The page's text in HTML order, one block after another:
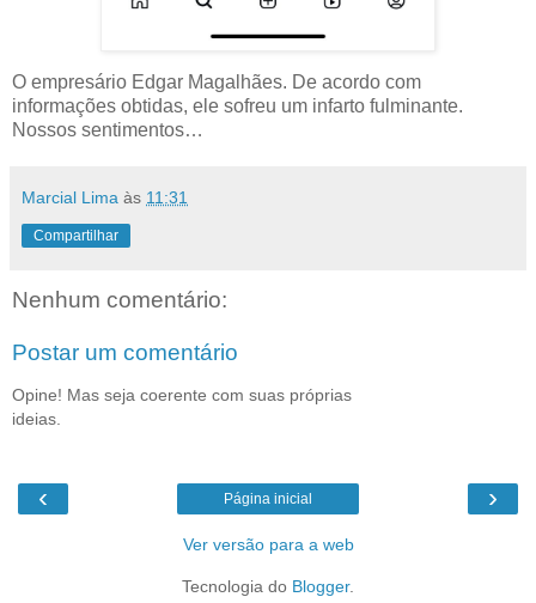
O empresário Edgar Magalhães. De acordo com
informações obtidas, ele sofreu um infarto fulminante.
Nossos sentimentos…
Marcial Lima às 11:31
Compartilhar
Nenhum comentário:
Postar um comentário
Opine! Mas seja coerente com suas próprias
ideias.
‹ ›
Página inicial
Ver versão para a web
Tecnologia do Blogger.